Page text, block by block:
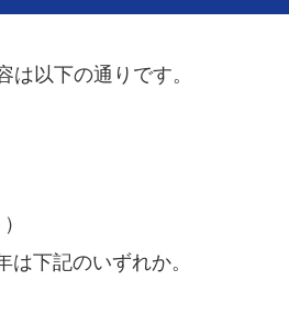
以下の通りです。
下記のいずれか。